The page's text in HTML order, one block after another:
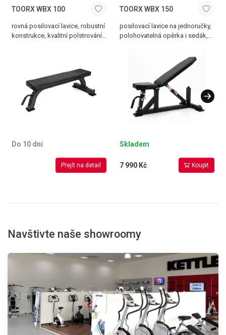
TOORX WBX 100
rovná posilovací lavice, robustní
konstrukce, kvalitní polstrování,
Do 10 dní
Přejít na detail
TOORX WBX 150
posilovací lavice na jednoručky,
polohovatelná opěrka i sedák,
Skladem
7 990 Kč Koupit
Navštivte naše showroomy